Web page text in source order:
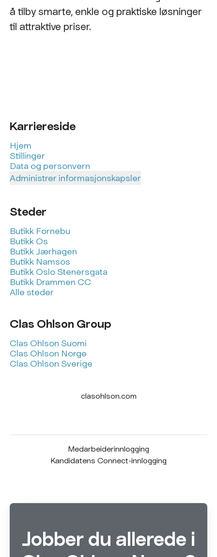
å tilby smarte, enkle og praktiske løsninger
til attraktive priser.
Karriereside
Hjem
Stillinger
Data og personvern
Administrer informasjonskapsler
Steder
Butikk Fornebu
Butikk Os
Butikk Jærhagen
Butikk Namsos
Butikk Oslo Stenersgata
Butikk Drammen CC
Alle steder
Clas Ohlson Group
Clas Ohlson Suomi
Clas Ohlson Norge
Clas Ohlson Sverige
clasohlson.com
Medarbeiderinnlogging
Kandidatens Connect-innlogging
Jobber du allerede i